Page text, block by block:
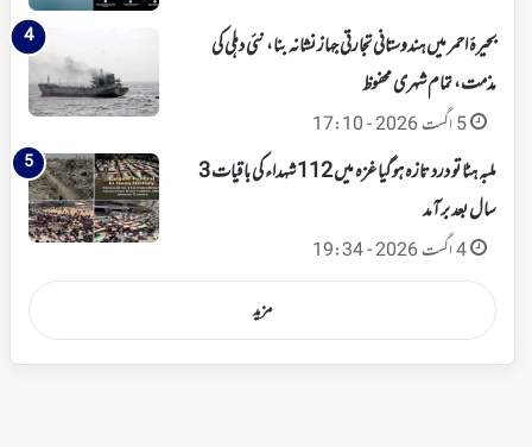
بحیرۂ احمر میں ہندوستانی تجارتی جہاز نشانہ بنا، نئی دہلی کی
مذمت، تمام شہری محفوظ
5 اگست 2026 - 17:10
ملبہ ہٹا تو درد تازہ ہوگیا غزہ میں 112 شہداء کی باقیات 3
سال بعد برآمد
4 اگست 2026 - 19:34
مزید